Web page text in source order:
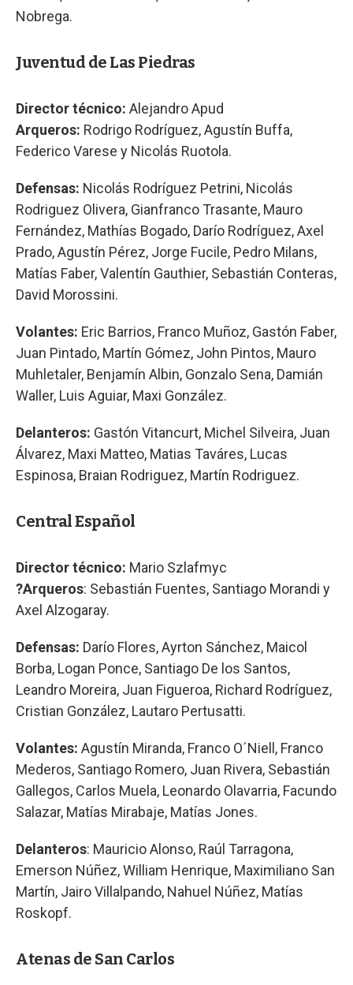
Nobrega.
Juventud de Las Piedras
Director técnico: Alejandro Apud
Arqueros: Rodrigo Rodríguez, Agustín Buffa,
Federico Varese y Nicolás Ruotola.
Defensas: Nicolás Rodríguez Petrini, Nicolás
Rodriguez Olivera, Gianfranco Trasante, Mauro
Fernández, Mathías Bogado, Darío Rodríguez, Axel
Prado, Agustín Pérez, Jorge Fucile, Pedro Milans,
Matías Faber, Valentín Gauthier, Sebastián Conteras,
David Morossini.
Volantes: Eric Barrios, Franco Muñoz, Gastón Faber,
Juan Pintado, Martín Gómez, John Pintos, Mauro
Muhletaler, Benjamín Albin, Gonzalo Sena, Damián
Waller, Luis Aguiar, Maxi González.
Delanteros: Gastón Vitancurt, Michel Silveira, Juan
Álvarez, Maxi Matteo, Matias Taváres, Lucas
Espinosa, Braian Rodriguez, Martín Rodriguez.
Central Español
Director técnico: Mario Szlafmyc
?Arqueros: Sebastián Fuentes, Santiago Morandi y
Axel Alzogaray.
Defensas: Darío Flores, Ayrton Sánchez, Maicol
Borba, Logan Ponce, Santiago De los Santos,
Leandro Moreira, Juan Figueroa, Richard Rodríguez,
Cristian González, Lautaro Pertusatti.
Volantes: Agustín Miranda, Franco O´Niell, Franco
Mederos, Santiago Romero, Juan Rivera, Sebastián
Gallegos, Carlos Muela, Leonardo Olavarria, Facundo
Salazar, Matías Mirabaje, Matías Jones.
Delanteros: Mauricio Alonso, Raúl Tarragona,
Emerson Núñez, William Henrique, Maximiliano San
Martín, Jairo Villalpando, Nahuel Núñez, Matías
Roskopf.
Atenas de San Carlos